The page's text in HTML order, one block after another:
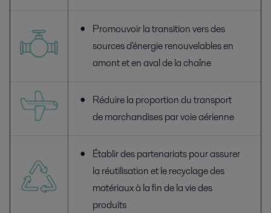
Promouvoir la transition vers des
sources d'énergie renouvelables en
amont et en aval de la chaîne
Réduire la proportion du transport
de marchandises par voie aérienne
Établir des partenariats pour assurer
la réutilisation et le recyclage des
matériaux à la fin de la vie des
produits